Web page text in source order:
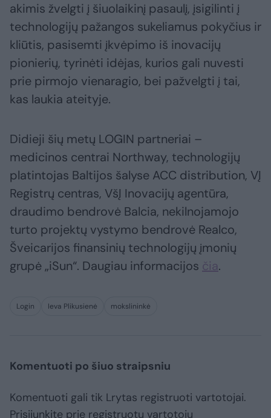
akimis žvelgti į šiuolaikinį pasaulį, įsigilinti į
technologijų pažangos sukeliamus pokyčius ir
kliūtis, pasisemti įkvėpimo iš inovacijų
pionierių, tyrinėti idėjas, kurios gali nuvesti
prie pirmojo vienaragio, bei pažvelgti į tai,
kas laukia ateityje.
Didieji šių metų LOGIN partneriai –
medicinos centrai Northway, technologijų
platintojas Baltijos šalyse ACC distribution, VĮ
Registrų centras, VšĮ Inovacijų agentūra,
draudimo bendrovė Balcia, nekilnojamojo
turto projektų vystymo bendrovė Realco,
Šveicarijos finansinių technologijų įmonių
grupė „iSun“. Daugiau informacijos čia.
Login Ieva Plikusienė mokslininkė
Komentuoti po šiuo straipsniu
Komentuoti gali tik Lrytas registruoti vartotojai.
Prisijunkite prie registruotų vartotojų